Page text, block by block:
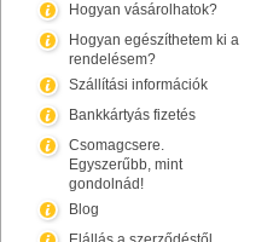
Hogyan vásárolhatok?
Hogyan egészíthetem ki a
rendelésem?
Szállítási információk
Bankkártyás fizetés
Csomagcsere.
Egyszerűbb, mint
gondolnád!
Blog